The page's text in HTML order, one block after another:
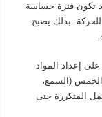
تكون فترة حساسة
بذلك يصبح
إعداد المواد
الخمس (السمع،
المتكررة حتى